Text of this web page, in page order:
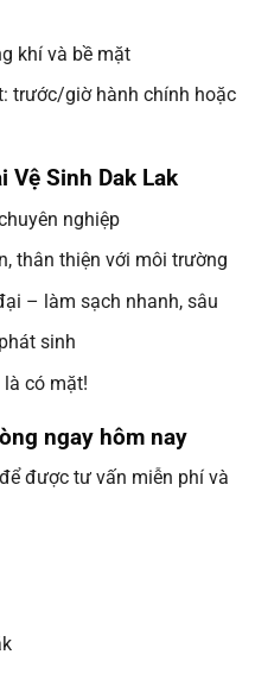
khí và bề mặt
trước/giờ hành chính hoặc
Vệ Sinh Dak Lak
nghiệp
thân thiện với môi trường
– làm sạch nhanh, sâu
sinh
có mặt!
ngay hôm nay
để được tư vấn miễn phí và